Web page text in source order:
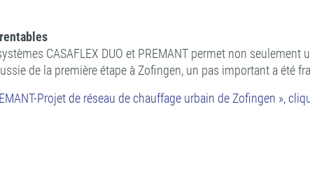
CASAFLEX DUO et PREMANT permet non
de la première étape à Zofingen, un pas important a été
Projet de réseau de chauffage urbain de Zofingen »,